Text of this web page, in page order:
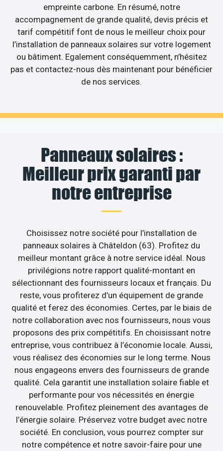
empreinte carbone. En résumé, notre
accompagnement de grande qualité, devis précis et
tarif compétitif font de nous le meilleur choix pour
l’installation de panneaux solaires sur votre logement
ou bâtiment. Egalement conséquemment, n’hésitez
pas et contactez-nous dès maintenant pour bénéficier
de nos services.
Panneaux solaires :
Meilleur prix garanti par
notre entreprise
Choisissez notre société pour l’installation de
panneaux solaires à Châteldon (63). Profitez du
meilleur montant grâce à notre service idéal. Nous
privilégions notre rapport qualité-montant en
sélectionnant des fournisseurs locaux et français. Du
reste, vous profiterez d’un équipement de grande
qualité et ferez des économies. Certes, par le biais de
notre collaboration avec nos fournisseurs, nous vous
proposons des prix compétitifs. En choisissant notre
entreprise, vous contribuez à l’économie locale. Aussi,
vous réalisez des économies sur le long terme. Nous
nous engageons envers des fournisseurs de grande
qualité. Cela garantit une installation solaire fiable et
performante pour vos nécessités en énergie
renouvelable. Profitez pleinement des avantages de
l’énergie solaire. Préservez votre budget avec notre
société. En conclusion, vous pourrez compter sur
notre compétence et notre savoir-faire pour une